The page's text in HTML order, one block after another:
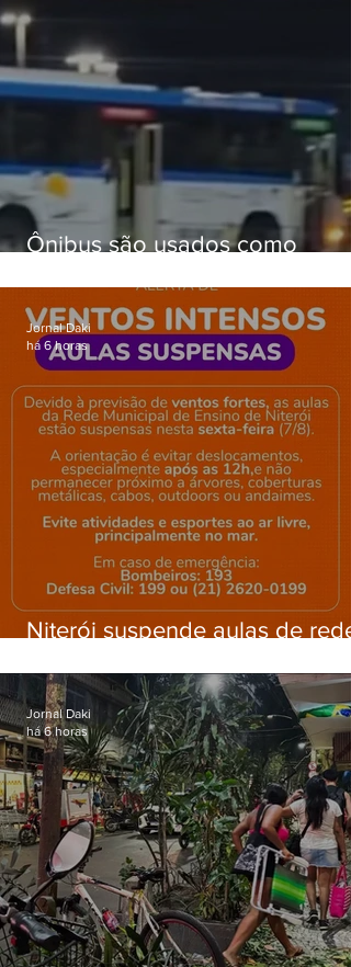
Ônibus são usados como
Gardênia Azul
Niterói suspende aulas de rede
ventos fortes nesta sexta (7)
Jornal Daki
há 6 horas
Jornal Daki
há 6 horas